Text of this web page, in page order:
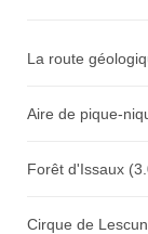
La route
Aire de pique-
Forêt d'Issaux
Cirque de